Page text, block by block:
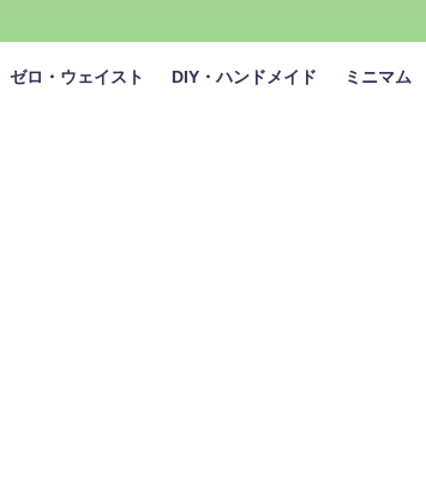
ゼロ・ウェイスト DIY・ハンドメイド ミニマム